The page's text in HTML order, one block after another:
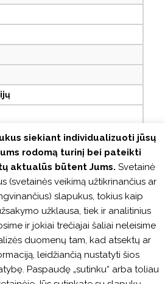
siekiant individualizuoti jūsų
rodomą turinį bei pateikti
aktualūs būtent Jums. Svetainė
(svetainės veikimą užtikrinančius ar
slapukus, tokius kaip
užklausa, tiek ir analitinius
ir jokiai trečiajai šaliai neleisime
duomenų tam, kad atsektų ar
leidžiančią nustatyti šios
Paspaudę „sutinku“ arba toliau